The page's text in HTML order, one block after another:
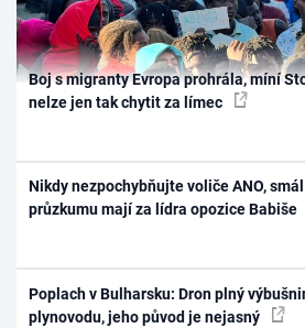
Boj s migranty Evropa prohrála, míní
nelze jen tak chytit za límec
Nikdy nezpochybňujte voliče ANO,
průzkumu mají za lídra opozice Babiše
Poplach v Bulharsku: Dron plný
plynovodu, jeho původ je nejasný